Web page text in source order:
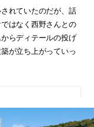
れていたのだが、話
はなく西野さんとの
らディテールの投げ
が立ち上がっていっ